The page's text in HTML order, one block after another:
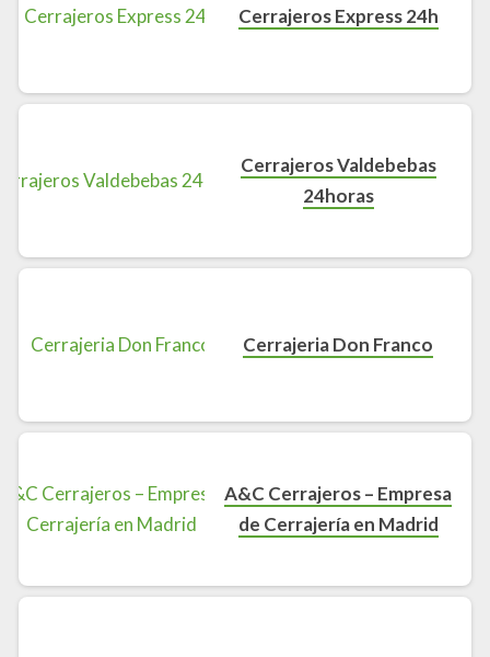
Cerrajeros Express 24h
Cerrajeros Valdebebas
24horas
Cerrajeria Don Franco
A&C Cerrajeros – Empresa
de Cerrajería en Madrid